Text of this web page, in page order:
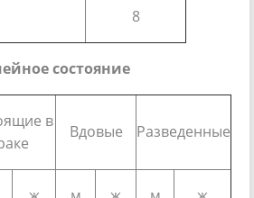
8
состояние
в
Вдовые Разведенные